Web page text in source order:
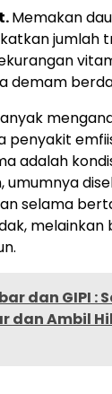
Memakan
jumlah
demam
penyakit
adalah
umumnya
selama
dan GIPI :
dan Ambil